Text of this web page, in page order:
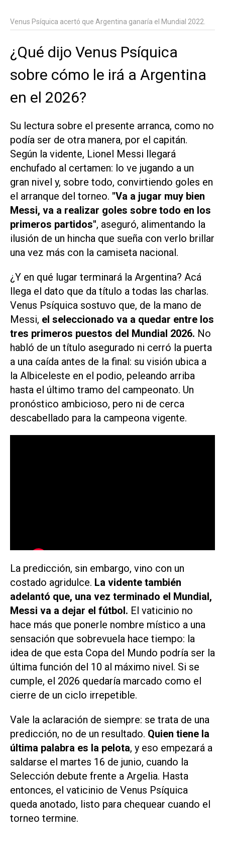
Venus Psíquica acertó que Argentina ganaría el Mundial 2022.
¿Qué dijo Venus Psíquica
sobre cómo le irá a Argentina
en el 2026?
Su lectura sobre el presente arranca, como no
podía ser de otra manera, por el capitán.
Según la vidente, Lionel Messi llegará
enchufado al certamen: lo ve jugando a un
gran nivel y, sobre todo, convirtiendo goles en
el arranque del torneo. "Va a jugar muy bien
Messi, va a realizar goles sobre todo en los
primeros partidos", aseguró, alimentando la
ilusión de un hincha que sueña con verlo brillar
una vez más con la camiseta nacional.
¿Y en qué lugar terminará la Argentina? Acá
llega el dato que da título a todas las charlas.
Venus Psíquica sostuvo que, de la mano de
Messi, el seleccionado va a quedar entre los
tres primeros puestos del Mundial 2026. No
habló de un título asegurado ni cerró la puerta
a una caída antes de la final: su visión ubica a
la Albiceleste en el podio, peleando arriba
hasta el último tramo del campeonato. Un
pronóstico ambicioso, pero ni de cerca
descabellado para la campeona vigente.
La predicción, sin embargo, vino con un
costado agridulce. La vidente también
adelantó que, una vez terminado el Mundial,
Messi va a dejar el fútbol. El vaticinio no
hace más que ponerle nombre místico a una
sensación que sobrevuela hace tiempo: la
idea de que esta Copa del Mundo podría ser la
última función del 10 al máximo nivel. Si se
cumple, el 2026 quedaría marcado como el
cierre de un ciclo irrepetible.
Vale la aclaración de siempre: se trata de una
predicción, no de un resultado. Quien tiene la
última palabra es la pelota, y eso empezará a
saldarse el martes 16 de junio, cuando la
Selección debute frente a Argelia. Hasta
entonces, el vaticinio de Venus Psíquica
queda anotado, listo para chequear cuando el
torneo termine.